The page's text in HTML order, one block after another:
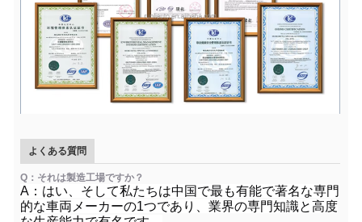
よくある質問
Q：それは製造工場ですか？
A：はい、そして私たちは中国で最も有能で著名な専門
的な車両メーカーの1つであり、業界の専門知識と高度